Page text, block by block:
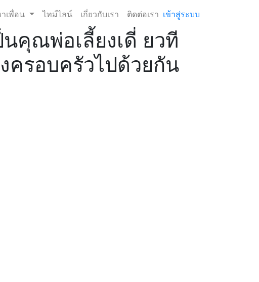
เพื่อน ไทม์ไลน์ เกี่ยวกับเรา ติดต่อเรา เข้าสู่ระบบ
นคุณพ่อเลี้ยงเดี่ ยวที
ครอบครัวไปด้วยกัน